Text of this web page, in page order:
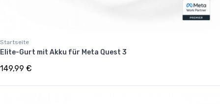
Startseite
Elite-Gurt mit Akku für Meta Quest 3
149,99 €